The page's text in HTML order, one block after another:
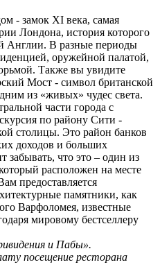
- замок XI века, самая
Лондона, история которого
Англии. В разные периоды
оружейной палатой,
Также вы увидите
Мост - символ британской
из «живых» чудес света.
части города с
по району Сити -
столицы. Это район банков
доходов и больших
забывать, что это – один из
расположен на месте
предоставляется
памятники, как
Варфоломея, известные
мировому бестселлеру
и Пабы».
посещение ресторана